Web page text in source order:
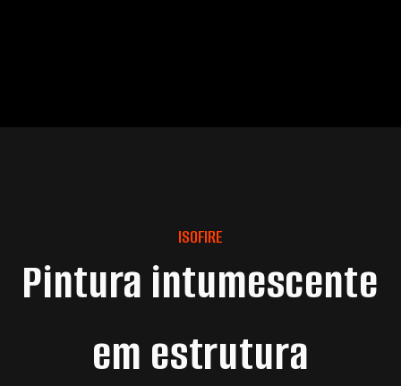
ISOFIRE
Pintura intumescente
em estrutura